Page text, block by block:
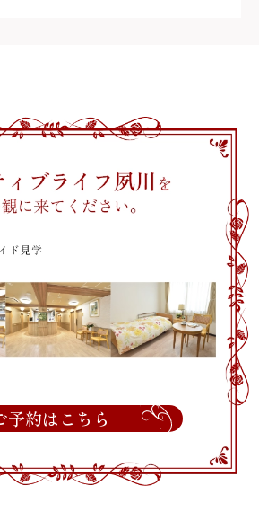
予約はこちら